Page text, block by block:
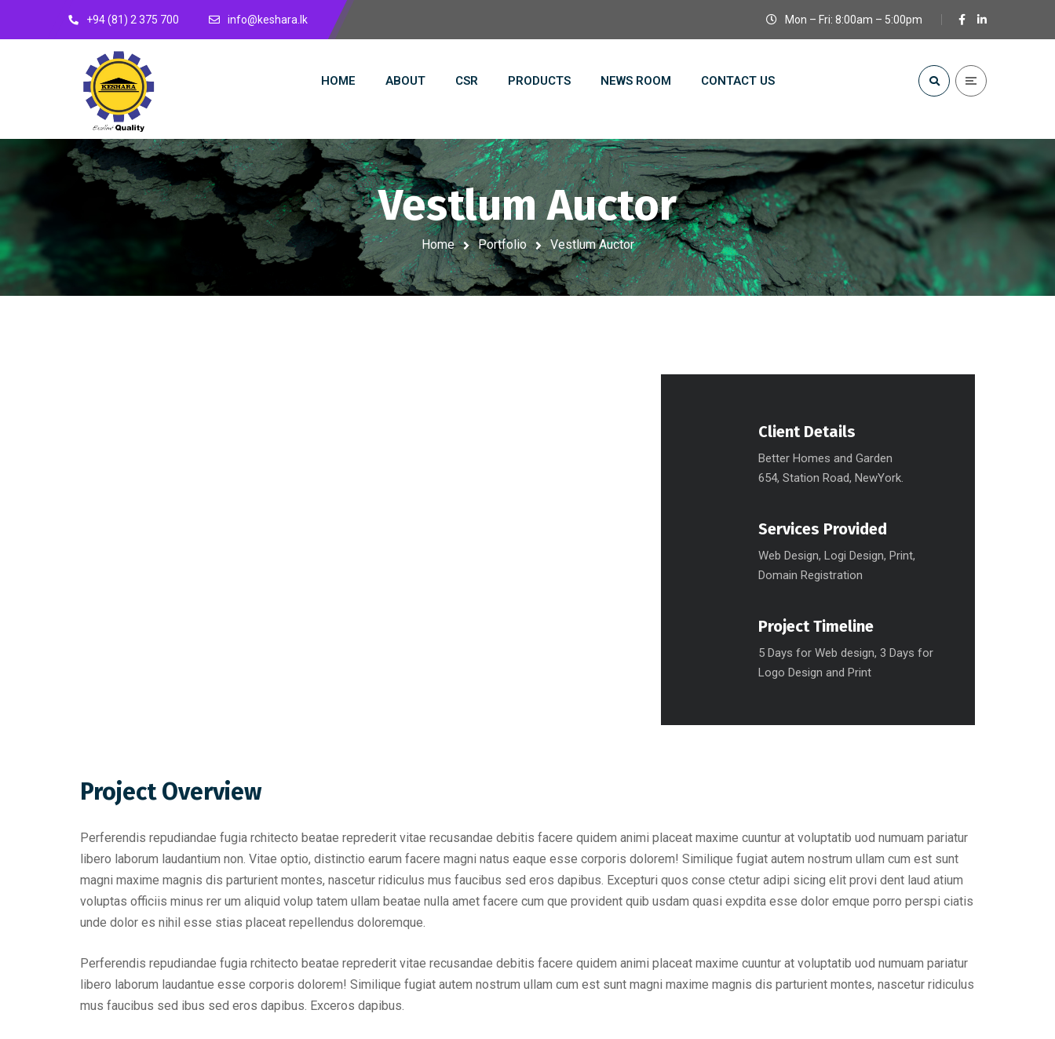
+94 (81) 2 375 700 info@keshara.lk Mon – Fri: 8:00am – 5:00pm
HOME ABOUT CSR PRODUCTS NEWS ROOM CONTACT US
Vestlum Auctor
Home Portfolio Vestlum Auctor
Client Details
Better Homes and Garden
654, Station Road, NewYork.
Services Provided
Web Design, Logi Design, Print,
Domain Registration
Project Timeline
5 Days for Web design, 3 Days for
Logo Design and Print
Project Overview
Perferendis repudiandae fugia rchitecto beatae reprederit vitae recusandae debitis facere quidem animi placeat maxime cuuntur at voluptatib uod numuam pariatur
libero laborum laudantium non. Vitae optio, distinctio earum facere magni natus eaque esse corporis dolorem! Similique fugiat autem nostrum ullam cum est sunt
magni maxime magnis dis parturient montes, nascetur ridiculus mus faucibus sed eros dapibus. Excepturi quos conse ctetur adipi sicing elit provi dent laud atium
voluptas officiis minus rer um aliquid volup tatem ullam beatae nulla amet facere cum que provident quib usdam quasi expdita esse dolor emque porro perspi ciatis
unde dolor es nihil esse stias placeat repellendus doloremque.
Perferendis repudiandae fugia rchitecto beatae reprederit vitae recusandae debitis facere quidem animi placeat maxime cuuntur at voluptatib uod numuam pariatur
libero laborum laudantue esse corporis dolorem! Similique fugiat autem nostrum ullam cum est sunt magni maxime magnis dis parturient montes, nascetur ridiculus
mus faucibus sed ibus sed eros dapibus. Exceros dapibus.